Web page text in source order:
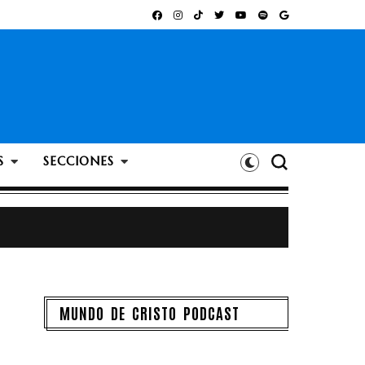
SECCIONES
MUNDO DE CRISTO PODCAST